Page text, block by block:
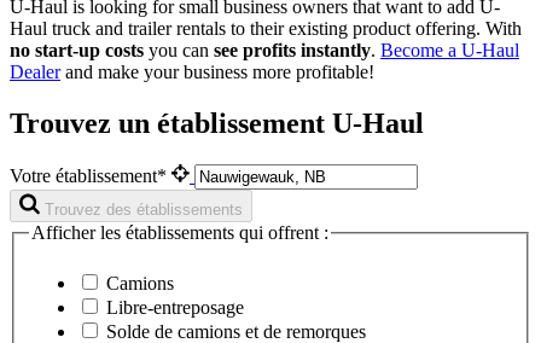
U-Haul is looking for small business owners that want to add U-
Haul truck and trailer rentals to their existing product offering. With
no start-up costs you can see profits instantly. Become a U-Haul
Dealerand make your business more profitable!
Trouvez un établissement U-Haul
Votre établissement*
Trouvez des établissements
Afficher les établissements qui offrent :
Camions
Libre-entreposage
Solde de camions et de remorques